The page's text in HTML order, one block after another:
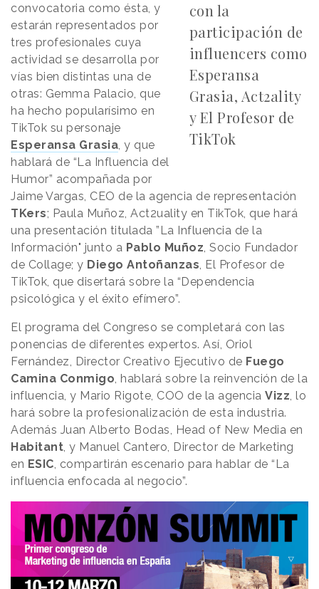
con la
participación de
influencers como
Esperansa
Grasia, Act2ality
y El Profesor de
TikTok
convocatoria como ésta, y
estarán representados por
tres profesionales cuya
actividad se desarrolla por
vías bien distintas una de
otras: Gemma Palacio, que
ha hecho popularísimo en
TikTok su personaje
Esperansa Grasia, y que
hablará de “La Influencia del
Humor” acompañada por
Jaime Vargas, CEO de la agencia de representación
TKers; Paula Muñoz, Act2uality en TikTok, que hará
una presentación titulada ”La Influencia de la
Información" junto a Pablo Muñoz, Socio Fundador
de Collage; y Diego Antoñanzas, El Profesor de
TikTok, que disertará sobre la “Dependencia
psicológica y el éxito efímero”.
El programa del Congreso se completará con las
ponencias de diferentes expertos. Así, Oriol
Fernández, Director Creativo Ejecutivo de Fuego
Camina Conmigo, hablará sobre la reinvención de la
influencia, y Mario Rigote, COO de la agencia Vizz, lo
hará sobre la profesionalización de esta industria.
Además Juan Alberto Bodas, Head of New Media en
Habitant, y Manuel Cantero, Director de Marketing
en ESIC, compartirán escenario para hablar de “La
influencia enfocada al negocio”.